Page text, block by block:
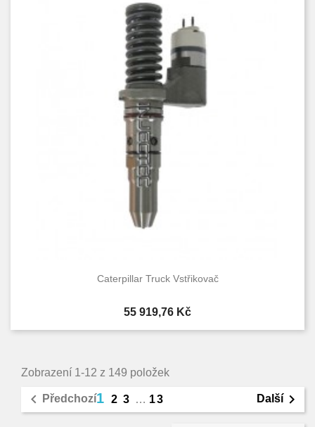
Caterpillar Truck Vstřikovač
Cena
55 919,76 Kč
Zobrazení 1-12 z 149 položek
 Předchozí1 2 3 … 13 Další